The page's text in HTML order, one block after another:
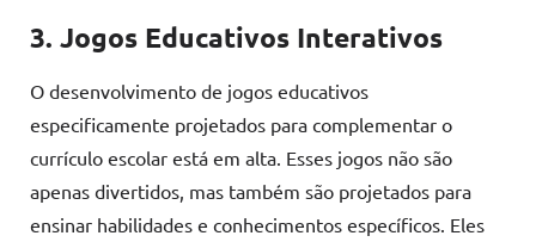
3. Jogos Educativos Interativos
O desenvolvimento de jogos educativos
especificamente projetados para complementar o
currículo escolar está em alta. Esses jogos não são
apenas divertidos, mas também são projetados para
ensinar habilidades e conhecimentos específicos. Eles